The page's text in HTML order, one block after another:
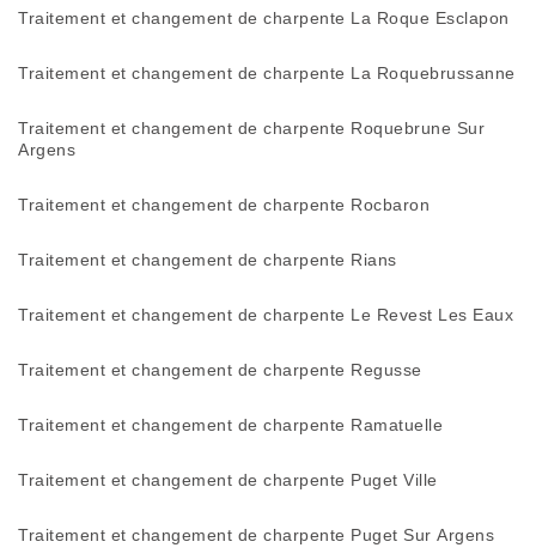
Traitement et changement de charpente La Roque Esclapon
Traitement et changement de charpente La Roquebrussanne
Traitement et changement de charpente Roquebrune Sur
Argens
Traitement et changement de charpente Rocbaron
Traitement et changement de charpente Rians
Traitement et changement de charpente Le Revest Les Eaux
Traitement et changement de charpente Regusse
Traitement et changement de charpente Ramatuelle
Traitement et changement de charpente Puget Ville
Traitement et changement de charpente Puget Sur Argens